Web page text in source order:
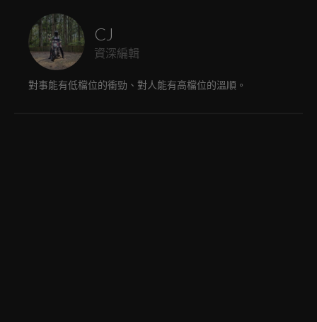
CJ
資深編輯
對事能有低檔位的衝勁、對人能有高檔位的溫順。